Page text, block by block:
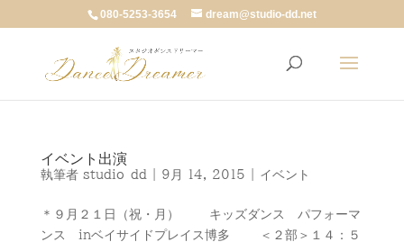
080-5253-3654 dream@studio-dd.net
イベント出演
執筆者 studio-dd 9月 14, 2015 イベント
＊９月２１日（祝・月） キッズダンス パフォーマ
ンス inベイサイドプレイス博多 ＜２部＞１４：５